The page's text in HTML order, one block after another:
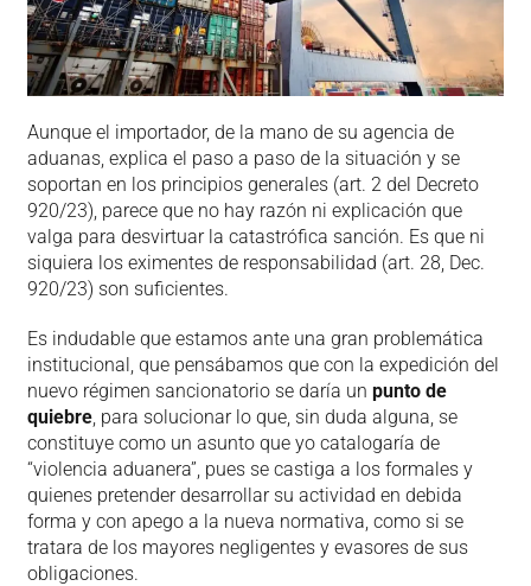
Aunque el importador, de la mano de su agencia de
aduanas, explica el paso a paso de la situación y se
soportan en los principios generales (art. 2 del Decreto
920/23), parece que no hay razón ni explicación que
valga para desvirtuar la catastrófica sanción. Es que ni
siquiera los eximentes de responsabilidad (art. 28, Dec.
920/23) son suficientes.
Es indudable que estamos ante una gran problemática
institucional, que pensábamos que con la expedición del
nuevo régimen sancionatorio se daría un punto de
quiebre, para solucionar lo que, sin duda alguna, se
constituye como un asunto que yo catalogaría de
“violencia aduanera”, pues se castiga a los formales y
quienes pretender desarrollar su actividad en debida
forma y con apego a la nueva normativa, como si se
tratara de los mayores negligentes y evasores de sus
obligaciones.